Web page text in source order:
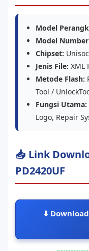
Model
Model
Chipset:
Jenis File: XML
Metode Flash:
Tool /
Fungsi Utama:
Logo, Repair
📥 Link
PD2420UF
⬇️